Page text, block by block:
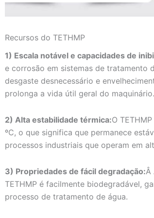
Recursos do TETHMP
1) Escala notável e capacidades de
e corrosão em sistemas de tratamento
desgaste desnecessário e
prolonga a vida útil geral do maquinário.
2) Alta estabilidade térmica:O
ºC, o que significa que permanece
processos industriais que operam em
3) Propriedades de fácil degradação:Â
TETHMP é facilmente biodegradável,
processo de tratamento de água.